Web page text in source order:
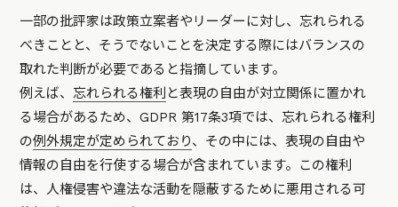
一部の批評家は政策立案者やリーダーに対し、忘れられる
べきことと、そうでないことを決定する際にはバランスの
取れた判断が必要であると指摘しています。
例えば、忘れられる権利 と表現の自由が対立関係に置かれ
る場合があるため、GDPR 第17条3項では、忘れられる権利
の例外規定が定められており、その中には、表現の自由や
情報の自由を行使する場合が含まれています。この権利
は、人権侵害や違法な活動を隠蔽するために悪用される可